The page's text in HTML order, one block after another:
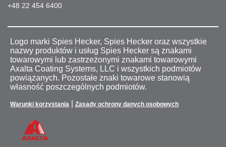
+48 22 454 6400
Logo marki Spies Hecker, Spies Hecker oraz wszystkie
nazwy produktów i usług Spies Hecker są znakami
towarowymi lub zastrzeżonymi znakami towarowymi
Axalta Coating Systems, LLC i wszystkich podmiotów
powiązanych. Pozostałe znaki towarowe stanowią
własność poszczególnych podmiotów.
Warunki korzystania Zasady ochrony danych osobowych